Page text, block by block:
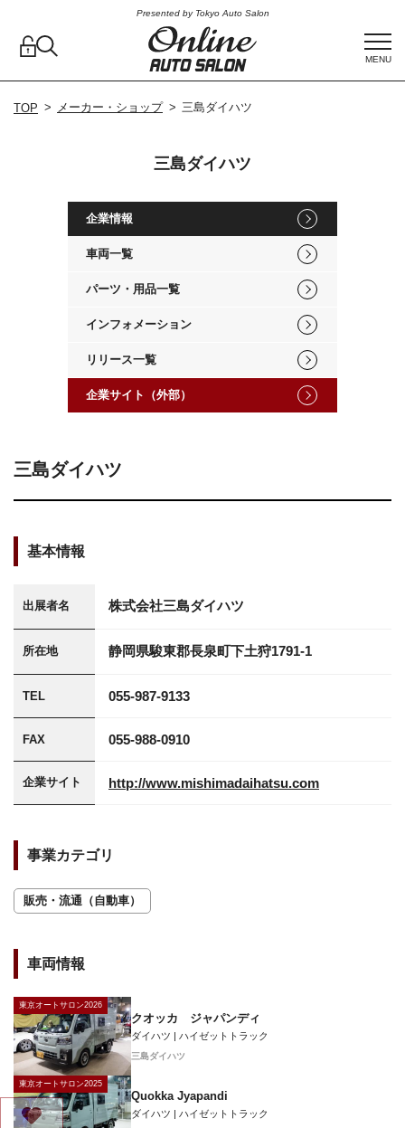
Presented by Tokyo Auto Salon
MENU
TOP メーカー・ショップ 三島ダイハツ
三島ダイハツ
基本情報
出展者名 株式会社三島ダイハツ
所在地 静岡県駿東郡長泉町下土狩1791-1
TEL 055-987-9133
FAX 055-988-0910
企業サイト http://www.mishimadaihatsu.com
事業カテゴリ
販売・流通（自動車）
車両情報
東京オートサロン2026
クオッカ ジャパンディ
ダイハツ | ハイゼットトラック
三島ダイハツ
東京オートサロン2025
Quokka Jyapandi
ダイハツ | ハイゼットトラック
三島ダイハツ
企業情報
車両一覧
パーツ・用品一覧
インフォメーション
リリース一覧
企業サイト（外部）